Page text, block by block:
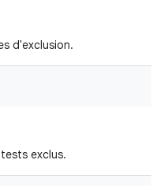
d'exclusion.
exclus.